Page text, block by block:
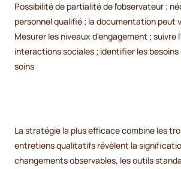
Possibilité de partialité de l'observateur ;
personnel qualifié ; la documentation peut
Mesurer les niveaux d'engagement ; suivre
interactions sociales ; identifier les
soins
La stratégie la plus efficace combine les
entretiens qualitatifs révèlent la
changements observables, les outils